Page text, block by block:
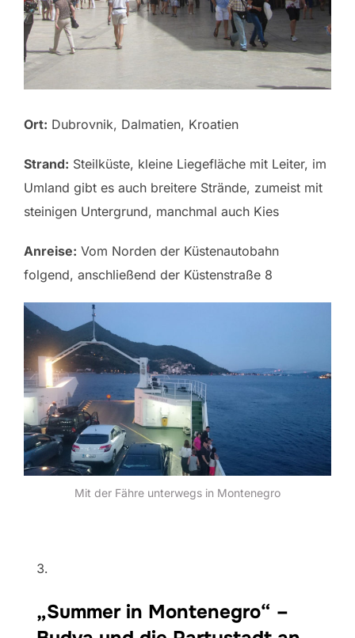
Ort: Dubrovnik, Dalmatien, Kroatien
Strand: Steilküste, kleine Liegefläche mit Leiter, im
Umland gibt es auch breitere Strände, zumeist mit
steinigen Untergrund, manchmal auch Kies
Anreise: Vom Norden der Küstenautobahn
folgend, anschließend der Küstenstraße 8
Mit der Fähre unterwegs in Montenegro
„Summer in Montenegro“ –